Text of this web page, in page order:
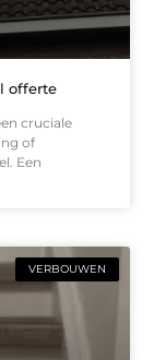
offerte
cruciale
of
Een
VERBOUWEN